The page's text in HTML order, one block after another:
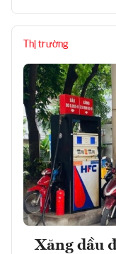
Thị trường
Xăng dầu